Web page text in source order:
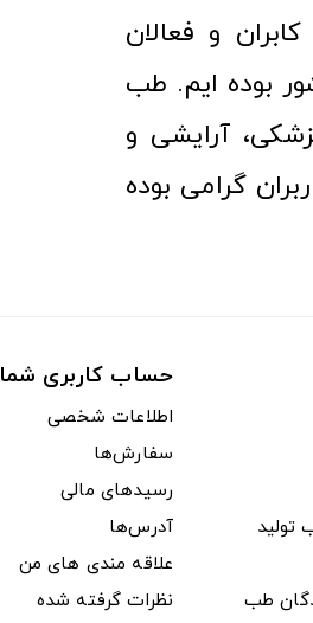
و فعالان
بوده ایم. طب
آرایشی و
گرامی بوده
طب
حساب کاربری شما
اطلاعات شخصی
سفارش‌ها
رسیدهای مالی
آدرس‌ها
علاقه مندی های من
نظرات گرفته شده